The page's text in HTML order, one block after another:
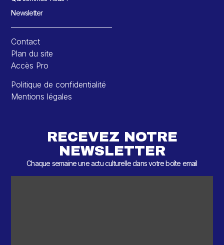
Newsletter
Contact
Plan du site
Accès Pro
Politique de confidentialité
Mentions légales
RECEVEZ NOTRE
NEWSLETTER
Chaque semaine une actu culturelle dans votre boîte email